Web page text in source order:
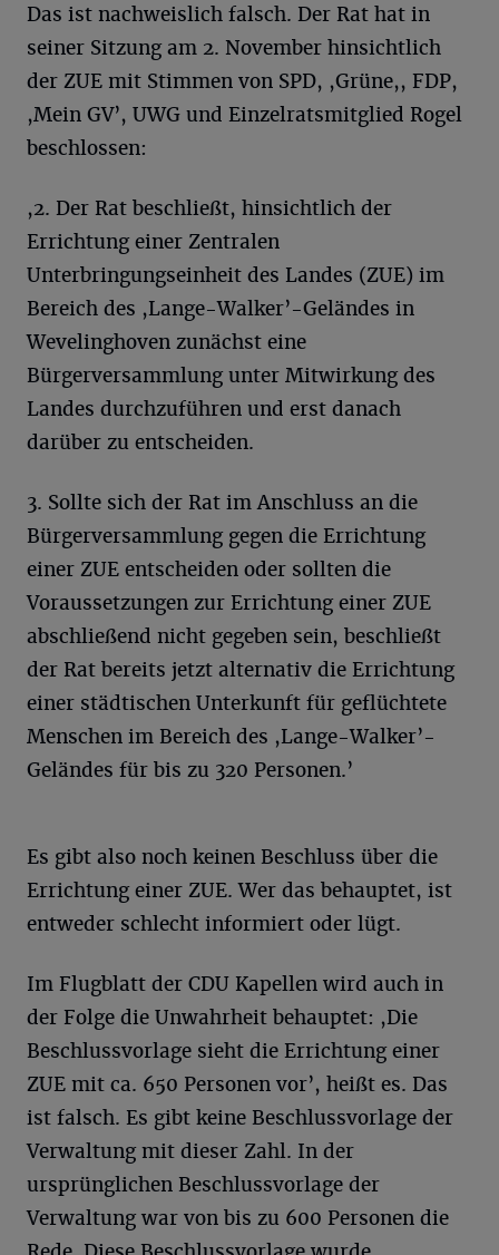
Das ist nachweislich falsch. Der Rat hat in
seiner Sitzung am 2. November hinsichtlich
der ZUE mit Stimmen von SPD, ,Grüne,, FDP,
,Mein GV’, UWG und Einzelratsmitglied Rogel
beschlossen:
,2. Der Rat beschließt, hinsichtlich der
Errichtung einer Zentralen
Unterbringungseinheit des Landes (ZUE) im
Bereich des ,Lange-Walker’-Geländes in
Wevelinghoven zunächst eine
Bürgerversammlung unter Mitwirkung des
Landes durchzuführen und erst danach
darüber zu entscheiden.
3. Sollte sich der Rat im Anschluss an die
Bürgerversammlung gegen die Errichtung
einer ZUE entscheiden oder sollten die
Voraussetzungen zur Errichtung einer ZUE
abschließend nicht gegeben sein, beschließt
der Rat bereits jetzt alternativ die Errichtung
einer städtischen Unterkunft für geflüchtete
Menschen im Bereich des ,Lange-Walker’-
Geländes für bis zu 320 Personen.’
Es gibt also noch keinen Beschluss über die
Errichtung einer ZUE. Wer das behauptet, ist
entweder schlecht informiert oder lügt.
Im Flugblatt der CDU Kapellen wird auch in
der Folge die Unwahrheit behauptet: ,Die
Beschlussvorlage sieht die Errichtung einer
ZUE mit ca. 650 Personen vor’, heißt es. Das
ist falsch. Es gibt keine Beschlussvorlage der
Verwaltung mit dieser Zahl. In der
ursprünglichen Beschlussvorlage der
Verwaltung war von bis zu 600 Personen die